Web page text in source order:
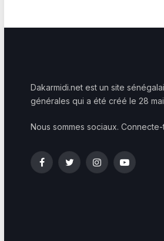
Dakarmidi.net est un site
générales qui a été créé le 28 mai
Nous sommes sociaux.
FacebookTwitterInstagramYouTube